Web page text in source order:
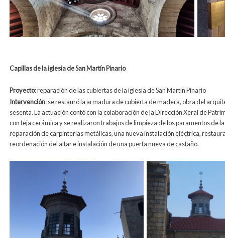
Capillas de la iglesia de San Martín Pinario
Proyecto: reparación de las cubiertas de la iglesia de San Martín Pinario
Intervención: se restauró la armadura de cubierta de madera, obra del
sesenta. La actuación contó con la colaboración de la Dirección Xeral de
con teja cerámica y se realizaron trabajos de limpieza de los paramentos de
reparación de carpinterías metálicas, una nueva instalación eléctrica,
reordenación del altar e instalación de una puerta nueva de castaño.